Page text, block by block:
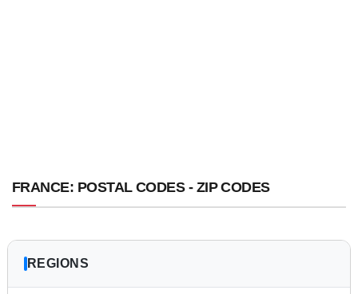
FRANCE: POSTAL CODES - ZIP CODES
REGIONS